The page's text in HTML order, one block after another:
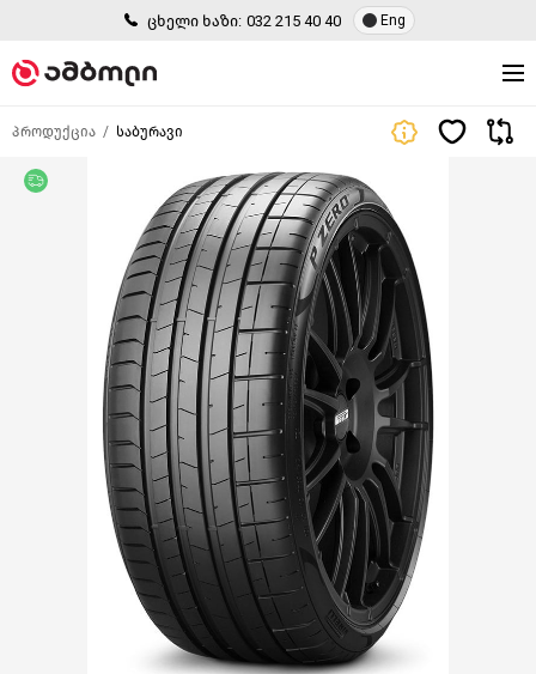
ცხელი ხაზი: 032 215 40 40 Eng
პროდუქცია საბურავი